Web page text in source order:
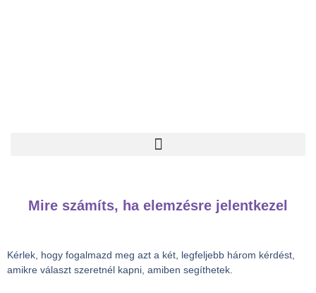
Mire számíts, ha elemzésre jelentkezel
Kérlek, hogy fogalmazd meg azt a két, legfeljebb három kérdést,
amikre választ szeretnél kapni, amiben segíthetek.